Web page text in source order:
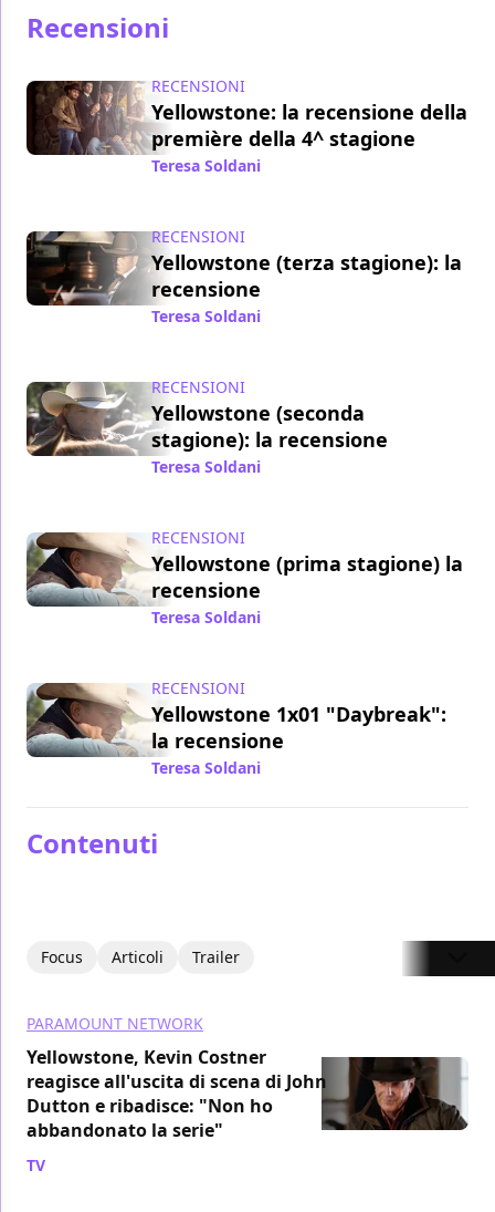
Recensioni
RECENSIONI
Yellowstone: la recensione della
première della 4^ stagione
Teresa Soldani
RECENSIONI
Yellowstone (terza stagione): la
recensione
Teresa Soldani
RECENSIONI
Yellowstone (seconda
stagione): la recensione
Teresa Soldani
RECENSIONI
Yellowstone (prima stagione) la
recensione
Teresa Soldani
RECENSIONI
Yellowstone 1x01 "Daybreak":
la recensione
Teresa Soldani
Contenuti
Focus Articoli Trailer
PARAMOUNT NETWORK
Yellowstone, Kevin Costner
reagisce all'uscita di scena di John
Dutton e ribadisce: "Non ho
abbandonato la serie"
TV